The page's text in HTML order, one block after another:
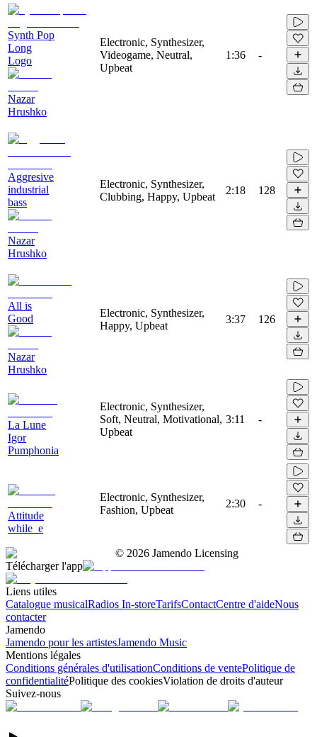
Synth Pop
Long
Logo
Nazar
Hrushko
Electronic, Synthesizer,
Videogame, Neutral,
Upbeat
1:36 -
Aggresive
industrial
bass
Nazar
Hrushko
Electronic, Synthesizer,
Clubbing, Happy, Upbeat
2:18 128
All is
Good
Nazar
Hrushko
Electronic, Synthesizer,
Happy, Upbeat
3:37 126
La Lune
Igor
Pumphonia
Electronic, Synthesizer,
Soft, Neutral, Motivational,
Upbeat
3:11 -
Attitude
while_e
Electronic, Synthesizer,
Fashion, Upbeat
2:30 -
© 2026 Jamendo Licensing
Télécharger l'app
Liens utiles
Catalogue musicalRadios In-storeTarifsContactCentre d'aideNous
contacter
Jamendo
Jamendo pour les artistesJamendo Music
Mentions légales
Conditions générales d'utilisationConditions de ventePolitique de
confidentialitéPolitique des cookiesViolation de droits d'auteur
Suivez-nous